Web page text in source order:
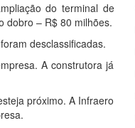
do terminal de
dobro – R$ 80 milhões.
desclassificadas.
A construtora já
próximo. A Infraero